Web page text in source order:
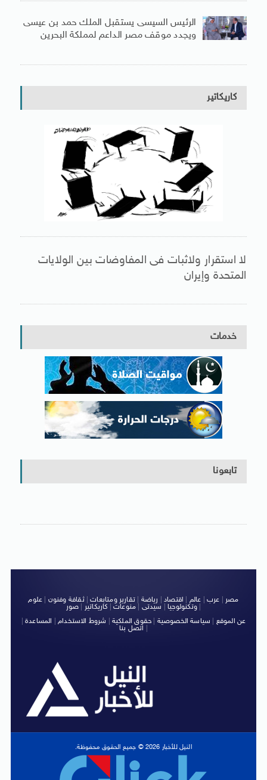
الرئيس السيسى يستقبل الملك حمد بن عيسى
ويجدد موقف مصر الداعم لمملكة البحرين
كاريكاتير
لا استقرار ولاثبات فى المفاوضات بين الولايات
المتحدة وإيران
خدمات
تابعونا
مصر عرب عالم اقتصاد رياضة |تقارير ومتابعات|ثقافة وفنون
علوم
وتكنولوجيا| سيدتى منوعات كاريكاتير صور
|
عن الموقع
سياسة الخصوصية حقوق الملكية شروط الاستخدام| المساعدة|
اتصل بنا
النيل للأخبار 2026 © جميع الحقوق محفوظة.